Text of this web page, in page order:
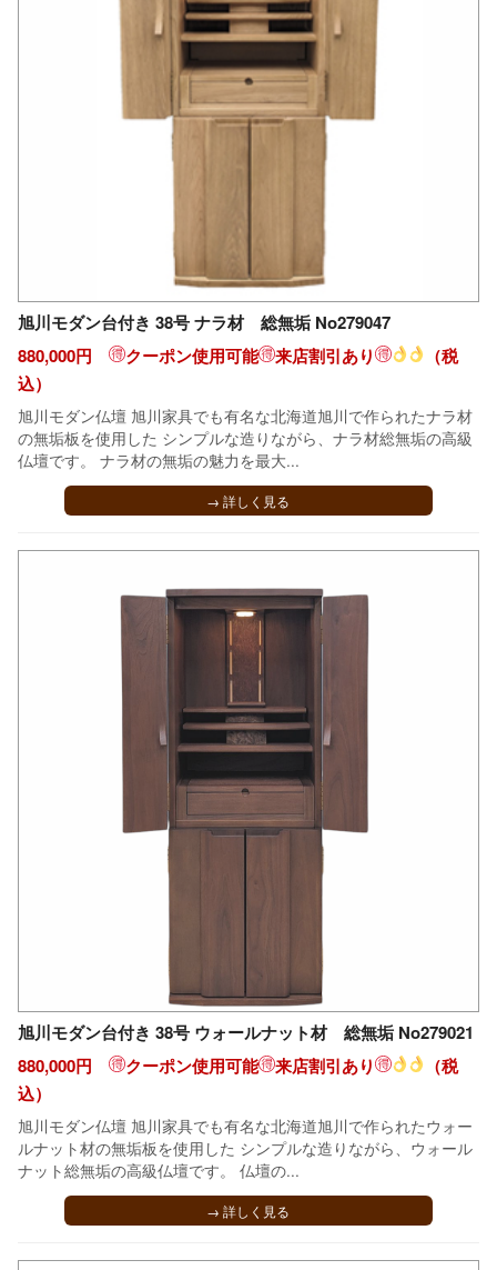
旭川モダン台付き 38号 ナラ材 総無垢 No279047
880,000円
クーポン使用可能 来店割引あり
（税
込）
旭川モダン仏壇 旭川家具でも有名な北海道旭川で作られたナラ材
の無垢板を使用した シンプルな造りながら、ナラ材総無垢の高級
仏壇です。 ナラ材の無垢の魅力を最大...
→ 詳しく見る
旭川モダン台付き 38号 ウォールナット材 総無垢 No279021
880,000円
クーポン使用可能 来店割引あり
（税
込）
旭川モダン仏壇 旭川家具でも有名な北海道旭川で作られたウォー
ルナット材の無垢板を使用した シンプルな造りながら、ウォール
ナット総無垢の高級仏壇です。 仏壇の...
→ 詳しく見る